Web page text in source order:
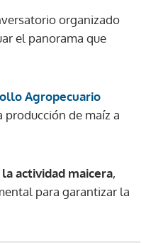
organizado
el panorama que
Agropecuario
producción de maíz a
actividad maicera,
para garantizar la